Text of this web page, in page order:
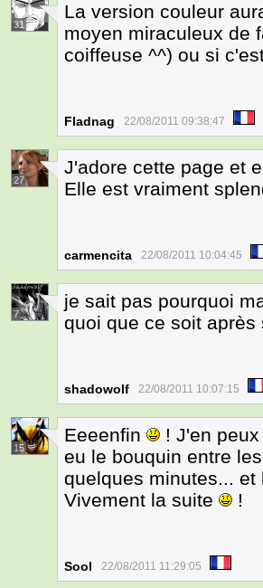
31
La version couleur
moyen miraculeux de
coiffeuse ^^) ou si
Fladnag 22/08/2011 09:38:47
27
J'adore cette page et
Elle est vraiment
carmencita 22/08/2011 10:04:45
7
je sait pas pourquoi
quoi que ce soit après
shadowolf 22/08/2011 10:07:15
15
Eeeenfin
! J'en
eu le bouquin entre
quelques minutes...
Vivement la suite
!
Sool 22/08/2011 11:29:05